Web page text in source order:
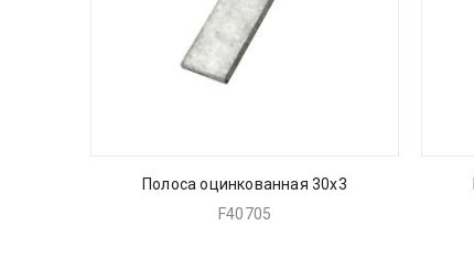
Полоса оцинкованная 30х3
F40705